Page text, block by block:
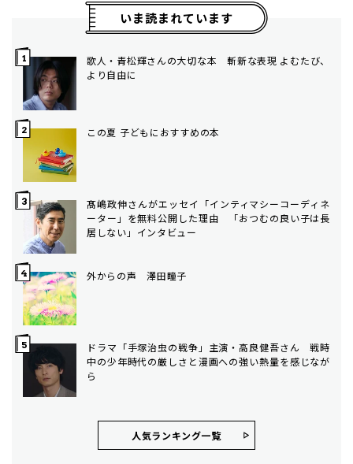
いま読まれています
歌人・青松輝さんの大切な本 斬新な表現 よむたび、
より自由に
この夏 子どもにおすすめの本
髙嶋政伸さんがエッセイ「インティマシーコーディネ
ーター」を無料公開した理由 「おつむの良い子は長
居しない」インタビュー
外からの声 澤田瞳子
ドラマ「手塚治虫の戦争」主演・高良健吾さん 戦時
中の少年時代の厳しさと漫画への強い熱量を感じなが
ら
人気ランキング⼀覧